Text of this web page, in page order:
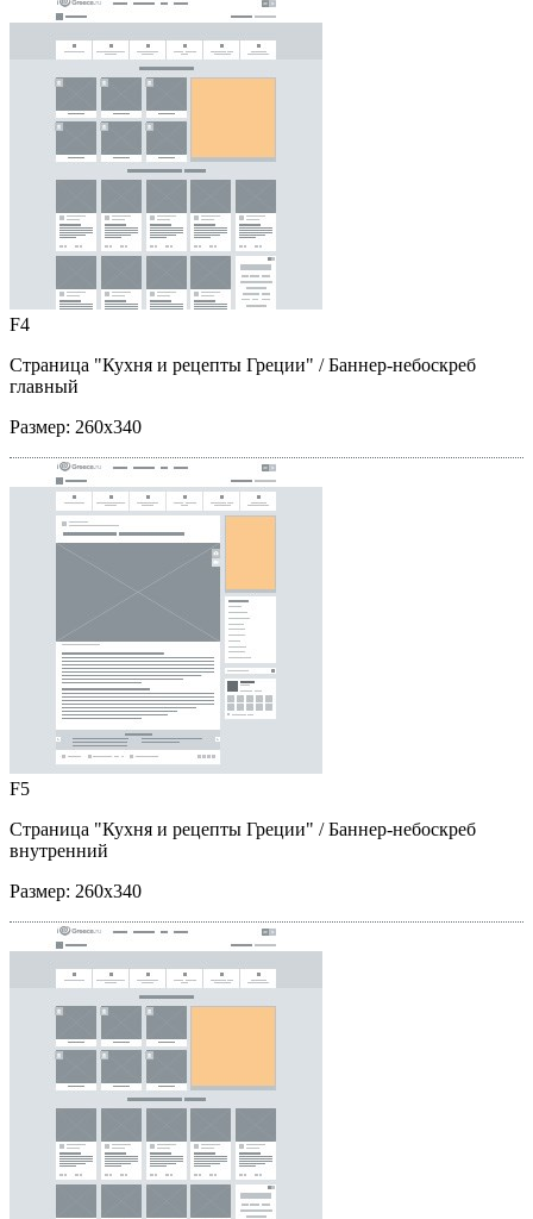
F4
Страница "Кухня и рецепты Греции" / Баннер-небоскреб
главный
Размер: 260x340
F5
Страница "Кухня и рецепты Греции" / Баннер-небоскреб
внутренний
Размер: 260x340